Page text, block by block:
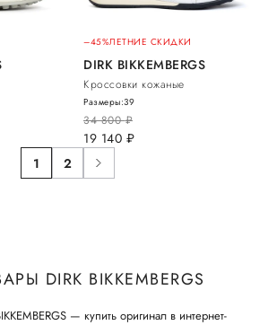
–45%ЛЕТНИЕ СКИДКИ
DIRK BIKKEMBERGS
Кроссовки кожаные
34 800руб.
19 140 руб.
Размеры:39
1 2
DIRK BIKKEMBERGS
— купить оригинал в интернет-